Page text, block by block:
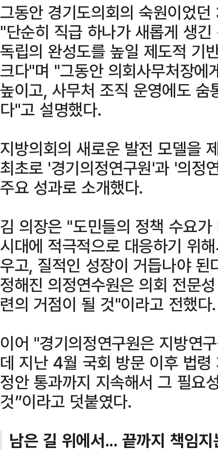
그동안 경기도의회의 숙원이었
"단순히 직급 하나가 새롭게 생
독립의 완성도를 높일 제도적 기
크다"며 "그동안 의회사무처장에
높이고, 사무처 조직 운영에도
다"고 설명했다.
지방의회의 새로운 발전 모델을
최초로 '경기의정연구원'과 '의정
주요 성과로 소개했다.
김 의장은 "도민들의 정책 수요
시대에 적극적으로 대응하기 위
우고, 질적인 성장이 거듭나야
정해진 의정연수원은 의회 전문
련의 거점이 될 것"이라고 전했다.
이어 "경기의정연구원은 지방연
데 지난 4월 국회 방문 이후 법
정안 통과까지 지속해서 그 필요
것”이라고 덧붙였다.
남은 길 위에서... 끝까지 책임